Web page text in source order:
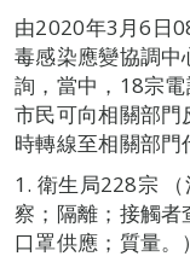
由2020年3月6日
毒感染應變協調
詢，當中，18宗
市民可向相關部
時轉線至相關部門
1. 衛生局228宗
察；隔離；接觸者
口罩供應；質量。